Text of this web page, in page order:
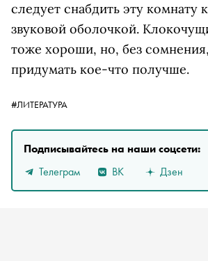
следует снабдить эту комнату
звуковой оболочкой.
тоже хороши, но, без
придумать кое-что получше.
#ЛИТЕРАТУРА
Подписывайтесь на наши соцсети:
Телеграм
ВК Дзен